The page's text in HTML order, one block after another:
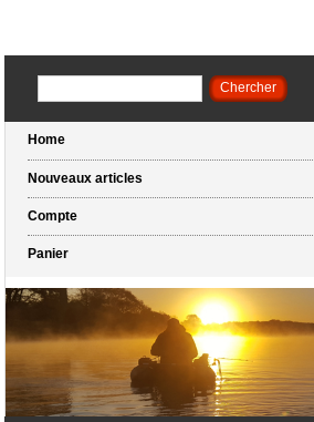
Home
Nouveaux articles
Compte
Panier